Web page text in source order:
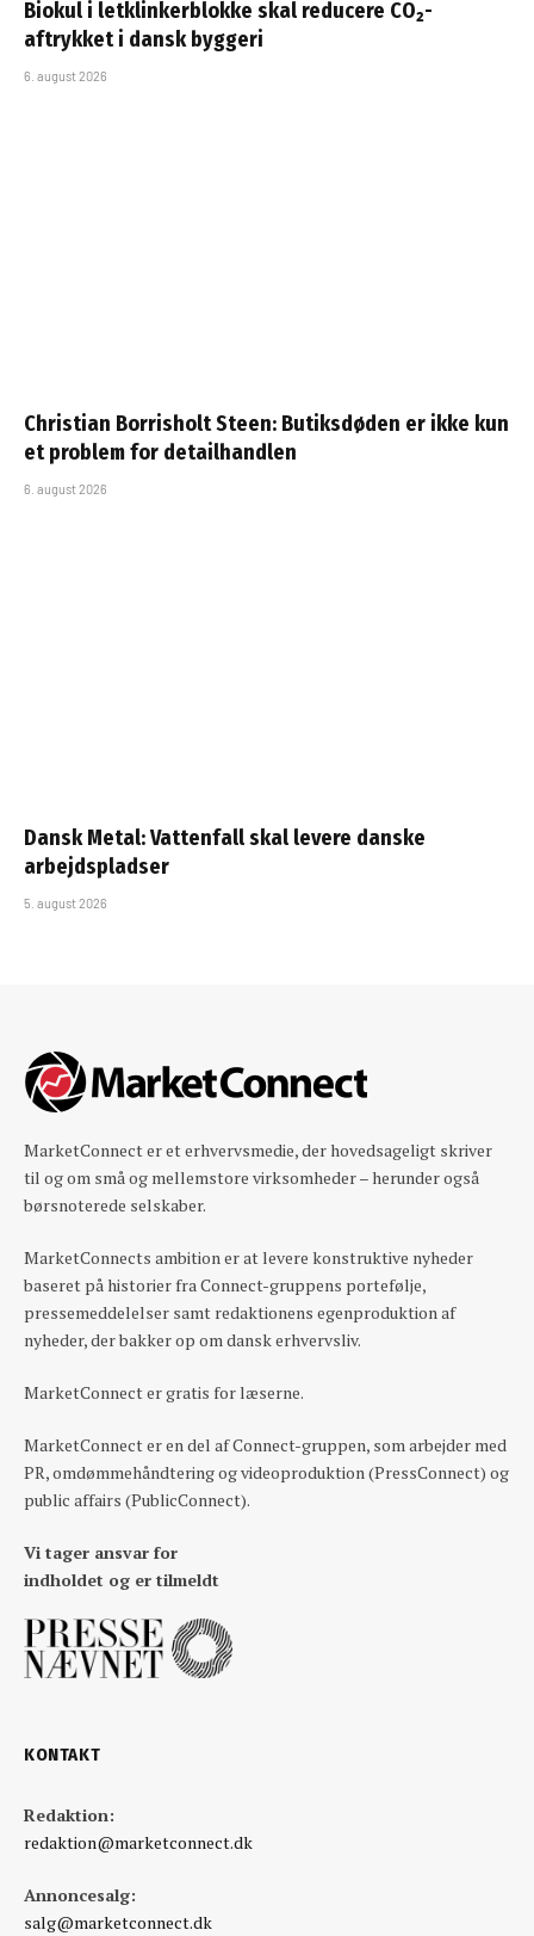
Biokul i letklinkerblokke skal reducere CO₂-
aftrykket i dansk byggeri
6. august 2026
Christian Borrisholt Steen: Butiksdøden er ikke kun
et problem for detailhandlen
6. august 2026
Dansk Metal: Vattenfall skal levere danske
arbejdspladser
5. august 2026
MarketConnect er et erhvervsmedie, der hovedsageligt skriver
til og om små og mellemstore virksomheder – herunder også
børsnoterede selskaber.
MarketConnects ambition er at levere konstruktive nyheder
baseret på historier fra Connect-gruppens portefølje,
pressemeddelelser samt redaktionens egenproduktion af
nyheder, der bakker op om dansk erhvervsliv.
MarketConnect er gratis for læserne.
MarketConnect er en del af Connect-gruppen, som arbejder med
PR, omdømmehåndtering og videoproduktion (PressConnect) og
public affairs (PublicConnect).
Vi tager ansvar for
indholdet og er tilmeldt
KONTAKT
Redaktion:
redaktion@marketconnect.dk
Annoncesalg:
salg@marketconnect.dk